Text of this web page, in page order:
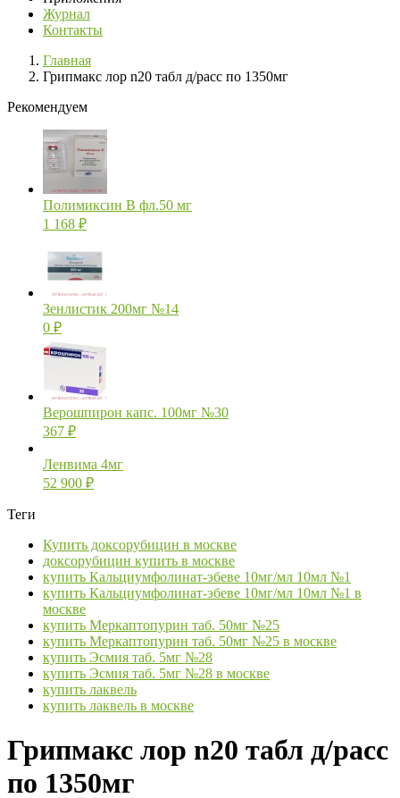
Журнал
Контакты
Главная
Грипмакс лор n20 табл д/расс по 1350мг
Рекомендуем
Полимиксин В фл.50 мг
1 168 ₽
Зенлистик 200мг №14
0 ₽
Верошпирон капс. 100мг №30
367 ₽
Ленвима 4мг
52 900 ₽
Теги
Купить доксорубицин в москве
доксорубицин купить в москве
купить Кальциумфолинат-эбеве 10мг/мл 10мл №1
купить Кальциумфолинат-эбеве 10мг/мл 10мл №1 в
москве
купить Меркаптопурин таб. 50мг №25
купить Меркаптопурин таб. 50мг №25 в москве
купить Эсмия таб. 5мг №28
купить Эсмия таб. 5мг №28 в москве
купить лаквель
купить лаквель в москве
Грипмакс лор n20 табл д/расс
по 1350мг